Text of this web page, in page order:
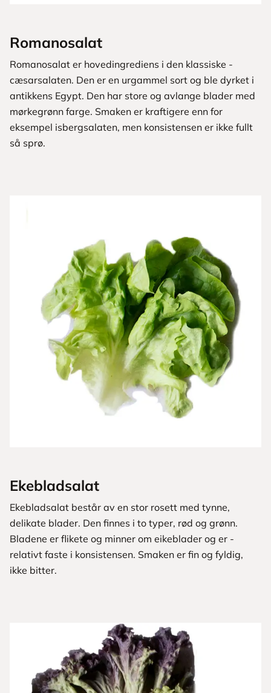
Romanosalat
Romanosalat er ­hovedingrediens i den klassiske ­
cæsarsalaten. Den er en urgammel sort og ble dyrket i
antikkens Egypt. Den har store og avlange blader med
­mørkegrønn farge. Smaken er ­kraftigere enn for
eksempel ­isbergsalaten, men konsistensen er ikke fullt
så sprø.
Ekebladsalat
Ekebladsalat består av en stor rosett med tynne,
delikate ­blader. Den finnes i to typer, rød og grønn.
Bladene er ­flikete og ­minner om eikeblader og er ­
relativt faste i konsistensen. ­Smaken er fin og fyldig,
ikke bitter.